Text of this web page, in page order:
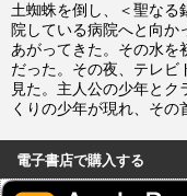
土蜘蛛を倒し、＜聖なる
院している病院へと向か
あがってきた。その水を
だった。その夜、テレビ
見た。主人公の少年と
くりの少年が現れ、その
電子書店で購入する